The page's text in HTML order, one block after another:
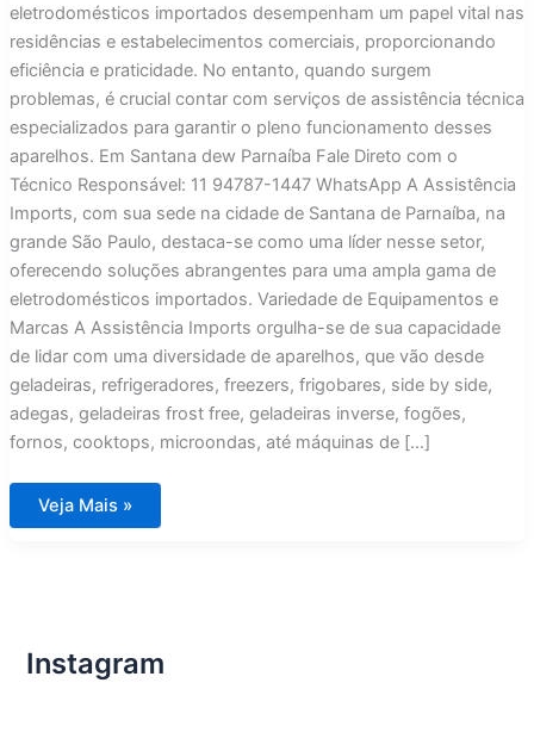
eletrodomésticos importados desempenham um papel vital nas
residências e estabelecimentos comerciais, proporcionando
eficiência e praticidade. No entanto, quando surgem
problemas, é crucial contar com serviços de assistência técnica
especializados para garantir o pleno funcionamento desses
aparelhos. Em Santana dew Parnaíba Fale Direto com o
Técnico Responsável: 11 94787-1447 WhatsApp A Assistência
Imports, com sua sede na cidade de Santana de Parnaíba, na
grande São Paulo, destaca-se como uma líder nesse setor,
oferecendo soluções abrangentes para uma ampla gama de
eletrodomésticos importados. Variedade de Equipamentos e
Marcas A Assistência Imports orgulha-se de sua capacidade
de lidar com uma diversidade de aparelhos, que vão desde
geladeiras, refrigeradores, freezers, frigobares, side by side,
adegas, geladeiras frost free, geladeiras inverse, fogões,
fornos, cooktops, microondas, até máquinas de […]
Assistência
Técnica
Veja Mais »
Instagram